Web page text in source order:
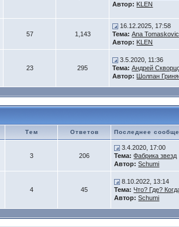
Автор: KLEN
57 1,143
16.12.2025, 17:58
Тема: Ana Tomaskovic
Автор: KLEN
23 295
3.5.2020, 11:36
Тема: Андрей
Автор: Шолпан
Тем Ответов Последнее
3 206
3.4.2020, 17:00
Тема: Фабрика звезд
Автор: Schumi
4 45
8.10.2022, 13:14
Тема: Что? Где?
Автор: Schumi